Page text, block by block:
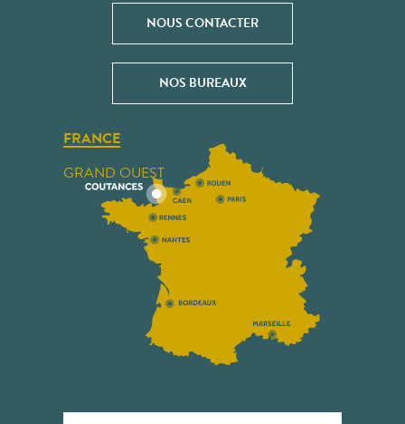
NOUS CONTACTER
NOS BUREAUX
FRANCE
GRAND OUEST